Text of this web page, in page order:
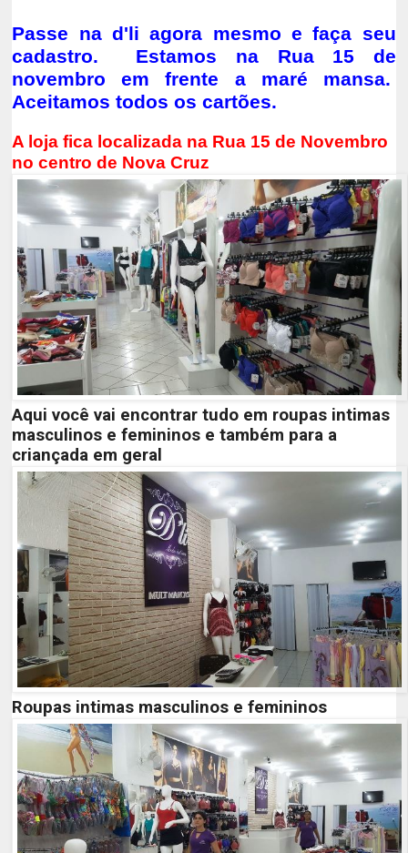
Passe na d'li agora mesmo e faça seu
cadastro. Estamos na Rua 15 de
novembro em frente a maré mansa.
Aceitamos todos os cartões.
A loja fica localizada na Rua 15 de Novembro
no centro de Nova Cruz
Aqui você vai encontrar tudo em roupas intimas
masculinos e femininos e também para a
criançada em geral
Roupas intimas masculinos e femininos